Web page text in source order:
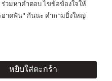
วมหาคำตอบ ไขข้อข้องใจให้
อาดฟัน" กันนะ คำถามยิ่งใหญ่
หยิบใส่ตะกร้า